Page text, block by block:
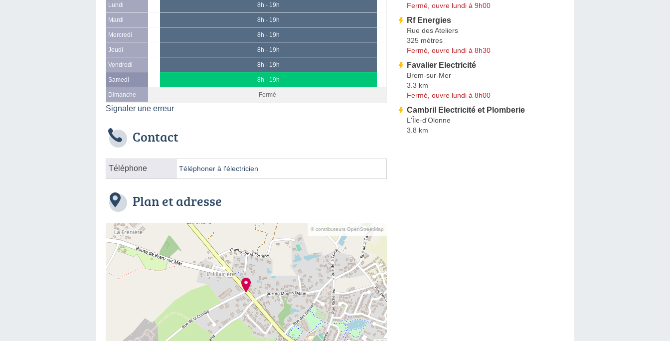
Lundi 8h - 19h
Mardi 8h - 19h
Mercredi 8h - 19h
Jeudi 8h - 19h
Vendredi 8h - 19h
Samedi 8h - 19h
Dimanche Fermé
Signaler une erreur
Contact
Téléphone Téléphoner à l'électricien
Plan et adresse
© contributeurs OpenStreetMap
Fermé, ouvre lundi à 9h00
Rf Energies
Rue des Ateliers
325 mètres
Fermé, ouvre lundi à 8h30
Favalier Electricité
Brem-sur-Mer
3.3 km
Fermé, ouvre lundi à 8h00
Cambril Electricité et Plomberie
L'Île-d'Olonne
3.8 km